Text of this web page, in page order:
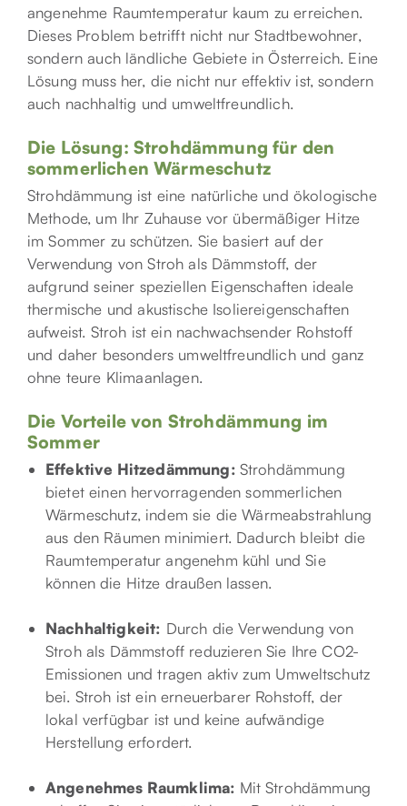
angenehme Raumtemperatur kaum zu erreichen.
Dieses Problem betrifft nicht nur Stadtbewohner,
sondern auch ländliche Gebiete in Österreich. Eine
Lösung muss her, die nicht nur effektiv ist, sondern
auch nachhaltig und umweltfreundlich.
Die Lösung: Strohdämmung für den
sommerlichen Wärmeschutz
Strohdämmung ist eine natürliche und ökologische
Methode, um Ihr Zuhause vor übermäßiger Hitze
im Sommer zu schützen. Sie basiert auf der
Verwendung von Stroh als Dämmstoff, der
aufgrund seiner speziellen Eigenschaften ideale
thermische und akustische Isoliereigenschaften
aufweist. Stroh ist ein nachwachsender Rohstoff
und daher besonders umweltfreundlich und ganz
ohne teure Klimaanlagen.
Die Vorteile von Strohdämmung im
Sommer
Effektive Hitzedämmung: Strohdämmung
bietet einen hervorragenden sommerlichen
Wärmeschutz, indem sie die Wärmeabstrahlung
aus den Räumen minimiert. Dadurch bleibt die
Raumtemperatur angenehm kühl und Sie
können die Hitze draußen lassen.
Nachhaltigkeit: Durch die Verwendung von
Stroh als Dämmstoff reduzieren Sie Ihre CO2-
Emissionen und tragen aktiv zum Umweltschutz
bei. Stroh ist ein erneuerbarer Rohstoff, der
lokal verfügbar ist und keine aufwändige
Herstellung erfordert.
Angenehmes Raumklima: Mit Strohdämmung